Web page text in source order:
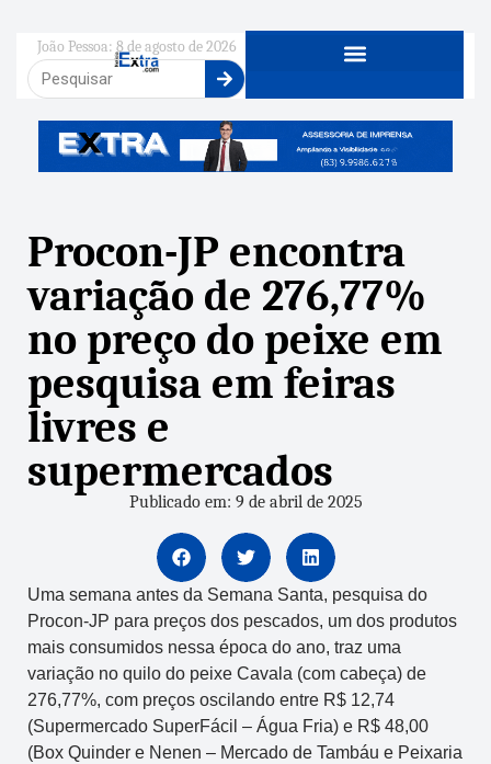
João Pessoa: 8 de agosto de 2026
Procon-JP encontra
variação de 276,77%
no preço do peixe em
pesquisa em feiras
livres e
supermercados
Publicado em: 9 de abril de 2025
Uma semana antes da Semana Santa, pesquisa do
Procon-JP para preços dos pescados, um dos produtos
mais consumidos nessa época do ano, traz uma
variação no quilo do peixe Cavala (com cabeça) de
276,77%, com preços oscilando entre R$ 12,74
(Supermercado SuperFácil – Água Fria) e R$ 48,00
(Box Quinder e Nenen – Mercado de Tambáu e Peixaria